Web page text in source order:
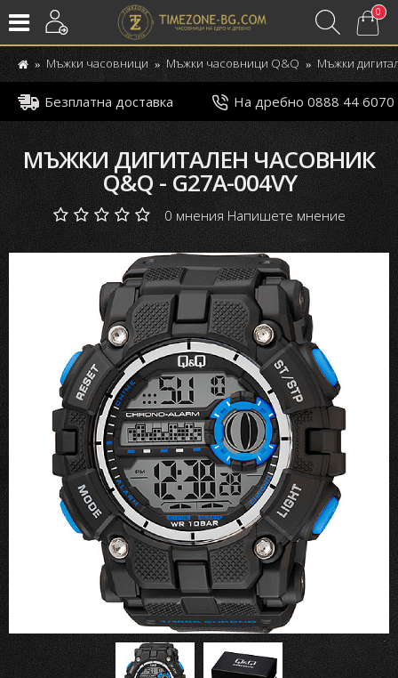
0
Мъжки часовници Мъжки часовници Q&Q Мъжки
Безплатна доставка На дребно 0888 44 6070
МЪЖКИ ДИГИТАЛЕН ЧАСОВНИК
Q&Q - G27A-004VY
0 мнения Напишете мнение